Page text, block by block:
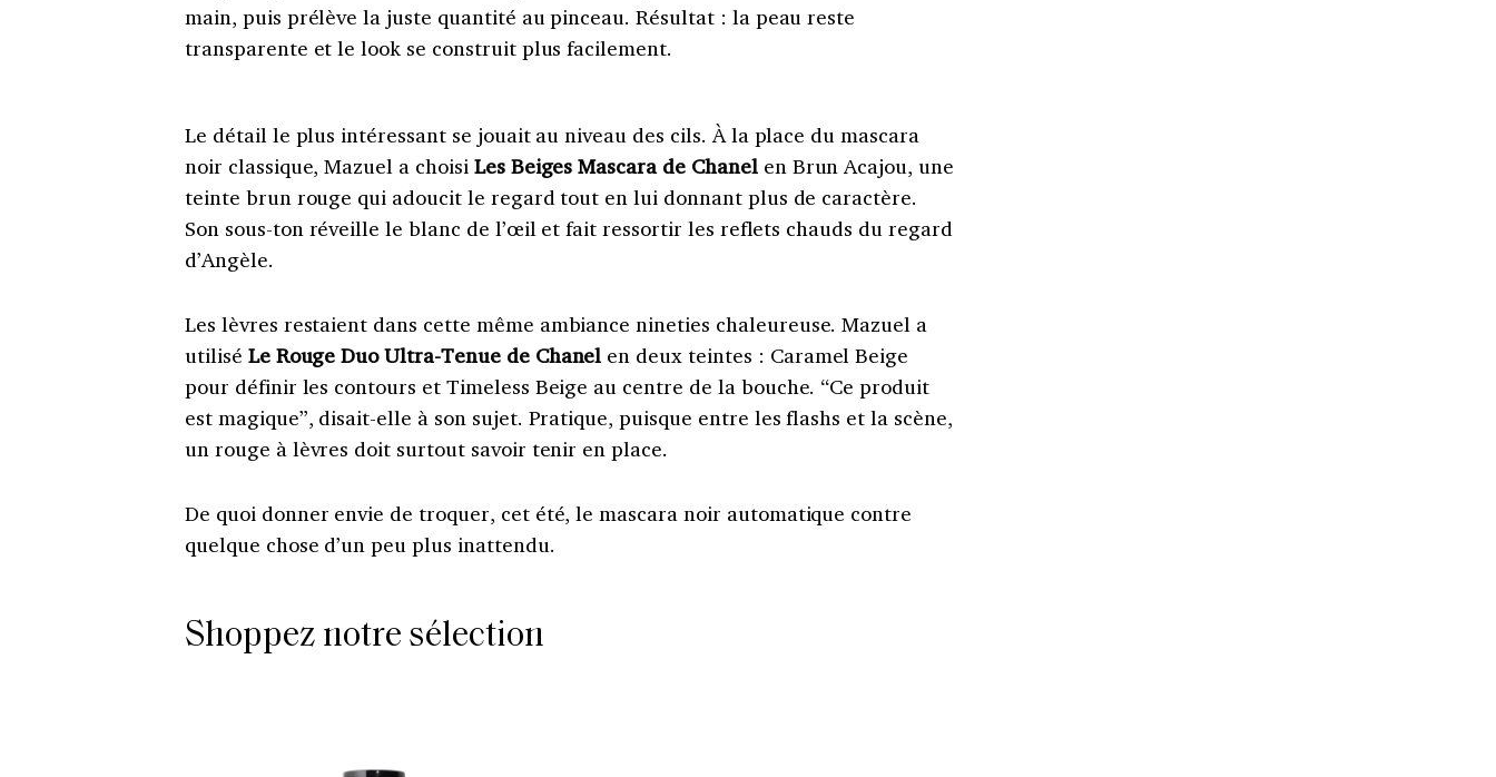
main, puis prélève la juste quantité au pinceau. Résultat : la peau reste
transparente et le look se construit plus facilement.
Le détail le plus intéressant se jouait au niveau des cils. À la place du mascara
noir classique, Mazuel a choisi Les Beiges Mascara de Chanelen Brun Acajou, une
teinte brun rouge qui adoucit le regard tout en lui donnant plus de caractère.
Son sous-ton réveille le blanc de l’œil et fait ressortir les reflets chauds du regard
d’Angèle.
Les lèvres restaient dans cette même ambiance nineties chaleureuse. Mazuel a
utilisé Le Rouge Duo Ultra-Tenue de Chanel en deux teintes : Caramel Beige
pour définir les contours et Timeless Beige au centre de la bouche. “Ce produit
est magique”, disait-elle à son sujet. Pratique, puisque entre les flashs et la scène,
un rouge à lèvres doit surtout savoir tenir en place.
De quoi donner envie de troquer, cet été, le mascara noir automatique contre
quelque chose d’un peu plus inattendu.
Shoppez notre sélection